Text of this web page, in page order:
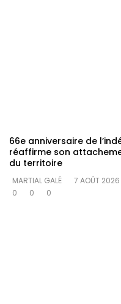
66e anniversaire de
réaffirme son
du territoire
MARTIAL GALÉ
7 AOÛT 2026
0
0 0